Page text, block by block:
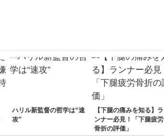
ハリル新監督の哲学は“速
攻”
【下腿の痛みを知る】ラ
ンナー必見！「下腿疲労
骨折の評価」